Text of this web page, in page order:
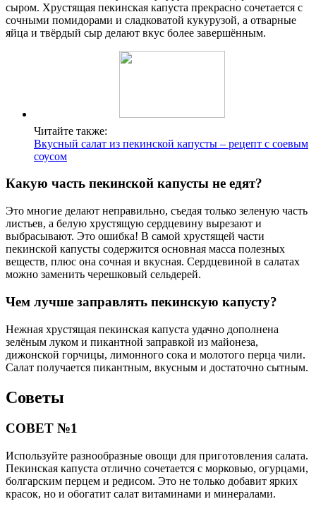
сыром. Хрустящая пекинская капуста прекрасно сочетается с
сочными помидорами и сладковатой кукурузой, а отварные
яйца и твёрдый сыр делают вкус более завершённым.
Читайте также:
Вкусный салат из пекинской капусты – рецепт с соевым
соусом
Какую часть пекинской капусты не едят?
Это многие делают неправильно, съедая только зеленую часть
листьев, а белую хрустящую сердцевину вырезают и
выбрасывают. Это ошибка! В самой хрустящей части
пекинской капусты содержится основная масса полезных
веществ, плюс она сочная и вкусная. Сердцевиной в салатах
можно заменить черешковый сельдерей.
Чем лучше заправлять пекинскую капусту?
Нежная хрустящая пекинская капуста удачно дополнена
зелёным луком и пикантной заправкой из майонеза,
дижонской горчицы, лимонного сока и молотого перца чили.
Салат получается пикантным, вкусным и достаточно сытным.
Советы
СОВЕТ №1
Используйте разнообразные овощи для приготовления салата.
Пекинская капуста отлично сочетается с морковью, огурцами,
болгарским перцем и редисом. Это не только добавит ярких
красок, но и обогатит салат витаминами и минералами.